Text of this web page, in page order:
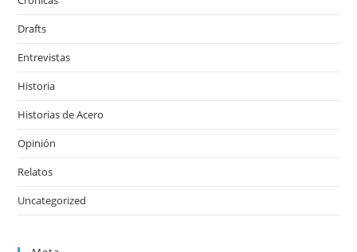
Drafts
Entrevistas
Historia
Historias de Acero
Opinión
Relatos
Uncategorized